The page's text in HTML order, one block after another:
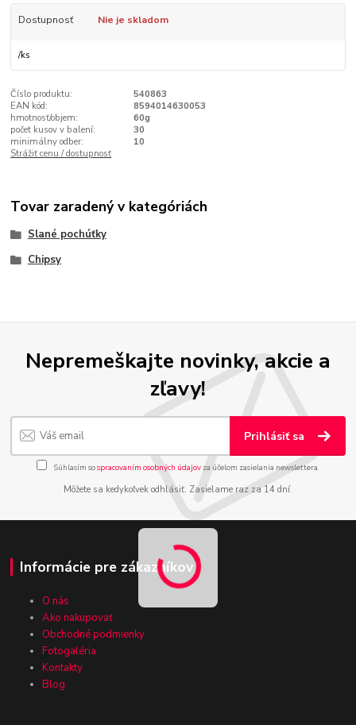
Dostupnosť Nie je skladom
/ks
Číslo produktu:
540863
EAN kód:
8594014630053
hmotnosť/objem:
60g
počet kusov v balení:
30
minimálny odber:
10
Strážiť cenu / dostupnosť
Tovar zaradený v kategóriách
Slané pochúťky
Chipsy
Nepremeškajte novinky, akcie a
zľavy!
Prihlásiť sa
Súhlasím sospracovaním osobných údajov za účelom zasielania newslettera.
Môžete sa kedykoľvek odhlásiť. Zasielame raz za 14 dní.
Informácie pre zákazníkov
O nás
Ako nakupovať
Obchodné podmienky
Fotogaléria
Kontakty
Blog